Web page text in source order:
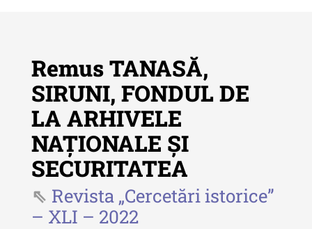
Revista "Cercetări istorice"
Revista "Cercetări istorice" - XLIV
- 2025
Revista "Cercetări istorice" - XLIII
- 2024
Remus TANASĂ,
SIRUNI, FONDUL DE
LA ARHIVELE
NAȚIONALE ȘI
SECURITATEA
Revista „Cercetări istorice”
– XLI – 2022